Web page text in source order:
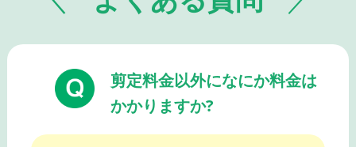
剪定料金以外になにか料金は
かかりますか?